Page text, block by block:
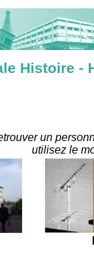
Histoire -
un
utilisez le